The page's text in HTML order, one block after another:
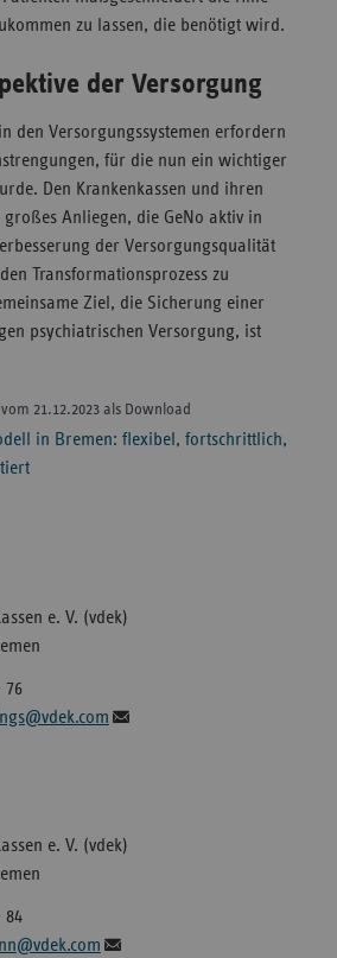
zu lassen, die benötigt wird.
der Versorgung
den Versorgungssystemen erfordern
für die nun ein wichtiger
Den Krankenkassen und ihren
Anliegen, die GeNo aktiv in
der Versorgungsqualität
Transformationsprozess zu
Ziel, die Sicherung einer
psychiatrischen Versorgung, ist
21.12.2023 als Download
in Bremen: flexibel, fortschrittlich,
e. V. (vdek)
76
e. V. (vdek)
84